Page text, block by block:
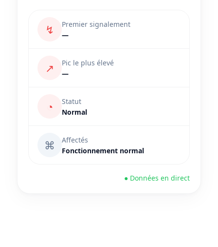
↯
Premier signalement
—
↗
Pic le plus élevé
—
◔
Statut
Normal
⌘
Affectés
Fonctionnement normal
● Données en direct